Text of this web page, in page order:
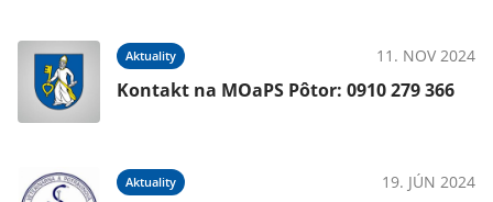
Aktuality 11. NOV 2024
Kontakt na MOaPS Pôtor: 0910 279 366
Aktuality 19. JÚN 2024